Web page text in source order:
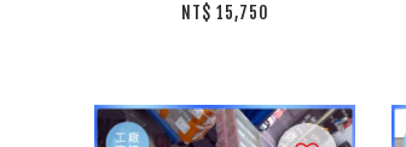
NT$ 15,750